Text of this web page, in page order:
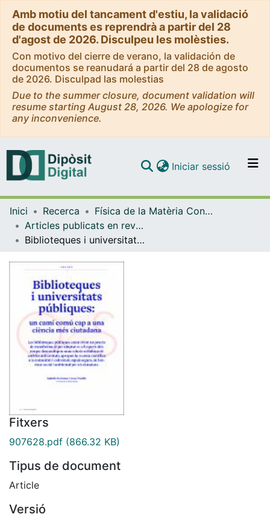
Amb motiu del tancament d'estiu, la validació
de documents es reprendrà a partir del 28
d'agost de 2026. Disculpeu les molèsties.
Con motivo del cierre de verano, la validación de
documentos se reanudará a partir del 28 de agosto
de 2026. Disculpad las molestias
Due to the summer closure, document validation will
resume starting August 28, 2026. We apologize for
any inconvenience.
Navega per tot el DD
Com publicar
Iniciar sessió (current)
Inici Recerca
Física de la Matèria Condensada
Articles publicats en revistes (Física de la Matèria Condensada)
Biblioteques i universitats públiques: un camí comú cap a una ciència més ciutadana
Fitxers
907628.pdf (866.32 KB)
Tipus de document
Article
Versió